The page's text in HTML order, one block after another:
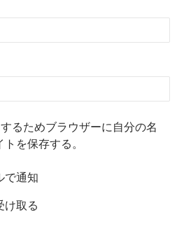
るためブラウザーに自分の名
を保存する。
で通知
け取る